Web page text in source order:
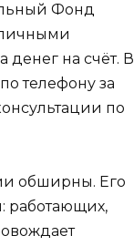
Фонд
на счёт. В
телефону за
по
обширны. Его
работающих,